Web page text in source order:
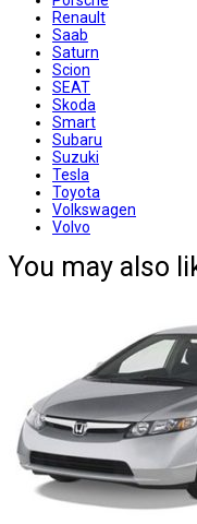
Renault
Saab
Saturn
Scion
SEAT
Skoda
Smart
Subaru
Suzuki
Tesla
Toyota
Volkswagen
Volvo
You may also